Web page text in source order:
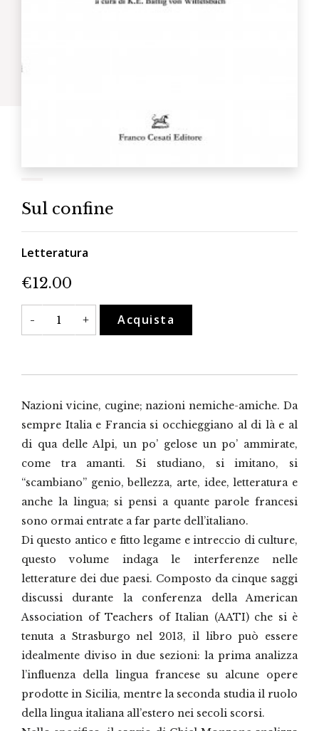
Sul confine
Letteratura
€12.00
-
Sul
confine
quantità
+ Acquista
Nazioni vicine, cugine; nazioni nemiche-amiche. Da
sempre Italia e Francia si occhieggiano al di là e al
di qua delle Alpi, un po’ gelose un po’ ammirate,
come tra amanti. Si studiano, si imitano, si
“scambiano” genio, bellezza, arte, idee, letteratura e
anche la lingua; si pensi a quante parole francesi
sono ormai entrate a far parte dell’italiano.
Di questo antico e fitto legame e intreccio di culture,
questo volume indaga le interferenze nelle
letterature dei due paesi. Composto da cinque saggi
discussi durante la conferenza della American
Association of Teachers of Italian (AATI) che si è
tenuta a Strasburgo nel 2013, il libro può essere
idealmente diviso in due sezioni: la prima analizza
l’influenza della lingua francese su alcune opere
prodotte in Sicilia, mentre la seconda studia il ruolo
della lingua italiana all’estero nei secoli scorsi.